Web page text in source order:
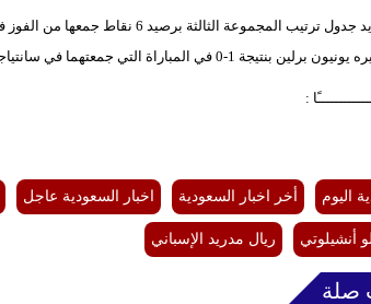
0 في المباراة التي جمعتهما في سانتياجو برنابيو.
:
اليوم أخر اخبار السعودية اخبار السعودية عاجل
أنشيلوتي ريال مدريد الإسباني
صلة